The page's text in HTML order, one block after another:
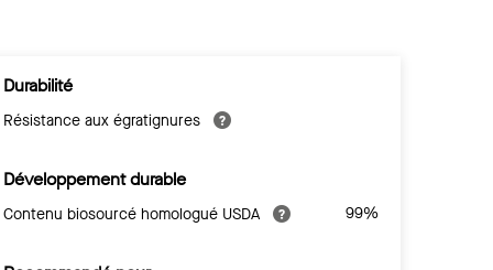
Durabilité
Résistance aux égratignures
Développement durable
Contenu biosourcé homologué USDA 99%